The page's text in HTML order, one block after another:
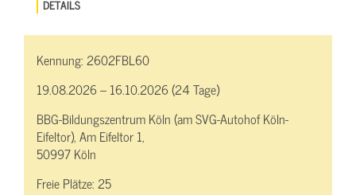
DETAILS
Kennung:2602FBL60
19.08.2026 – 16.10.2026 (24 Tage)
BBG-Bildungszentrum Köln (am SVG-Autohof Köln-
Eifeltor), Am Eifeltor 1,
50997 Köln
Freie Plätze:25